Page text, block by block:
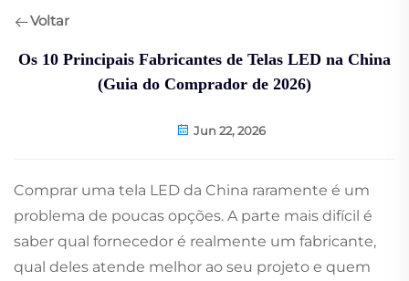
Voltar
Os 10 Principais Fabricantes de Telas LED na China
(Guia do Comprador de 2026)
Jun 22, 2026
Comprar uma tela LED da China raramente é um
problema de poucas opções. A parte mais difícil é
saber qual fornecedor é realmente um fabricante,
qual deles atende melhor ao seu projeto e quem